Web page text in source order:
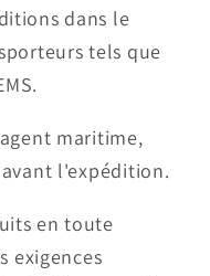
dans le
tels que
maritime,
l'expédition.
en toute
exigences